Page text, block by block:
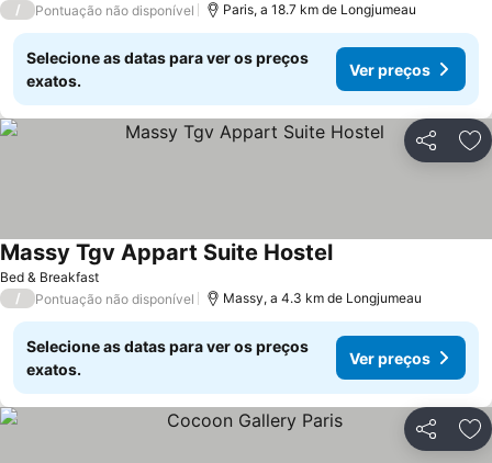
/ Pontuação não disponível Paris, a 18.7 km de Longjumeau
Selecione as datas para ver os preços
exatos.
Ver preços
Partilhar
Bed & Breakfast
Massy Tgv Appart Suite Hostel
/ Pontuação não disponível Massy, a 4.3 km de Longjumeau
Selecione as datas para ver os preços
exatos.
Ver preços
Partilhar